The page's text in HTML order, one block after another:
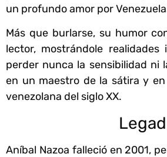
un profundo amor por
Más que burlarse, su humor
lector, mostrándole
perder nunca la sensibilidad ni
en un maestro de la sátira y
venezolana del siglo XX.
Aníbal Nazoa falleció en 2001,